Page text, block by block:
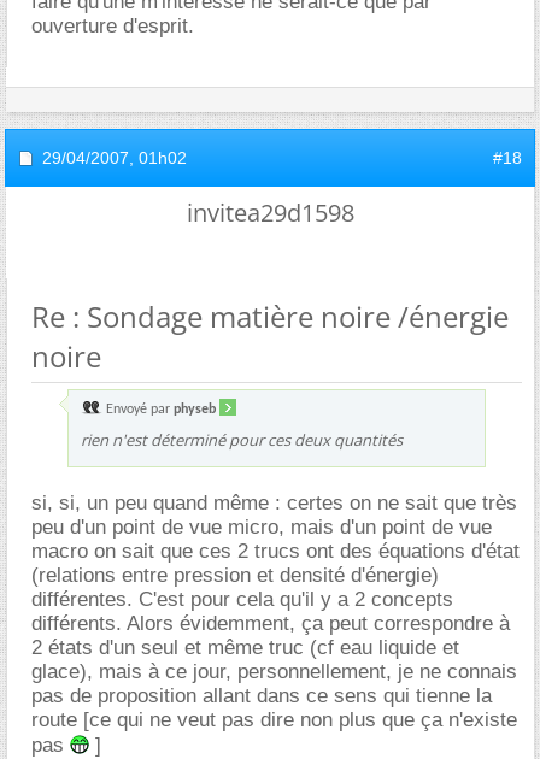
ouverture d'esprit.
29/04/2007, 01h02 #18
invitea29d1598
Re : Sondage matière noire /énergie
noire
Envoyé par physeb
rien n'est déterminé pour ces deux quantités
si, si, un peu quand même : certes on ne sait que très
peu d'un point de vue micro, mais d'un point de vue
macro on sait que ces 2 trucs ont des équations d'état
(relations entre pression et densité d'énergie)
différentes. C'est pour cela qu'il y a 2 concepts
différents. Alors évidemment, ça peut correspondre à
2 états d'un seul et même truc (cf eau liquide et
glace), mais à ce jour, personnellement, je ne connais
pas de proposition allant dans ce sens qui tienne la
route [ce qui ne veut pas dire non plus que ça n'existe
pas
]